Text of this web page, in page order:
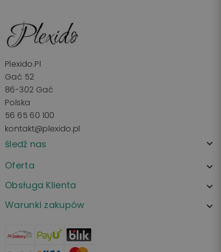
Plexido.pl
Gać 52
86-302 Gać
Polska
56 65 60 100
kontakt@plexido.pl
śledź nas 
Oferta 
Obsługa Klienta 
Warunki zakupów 